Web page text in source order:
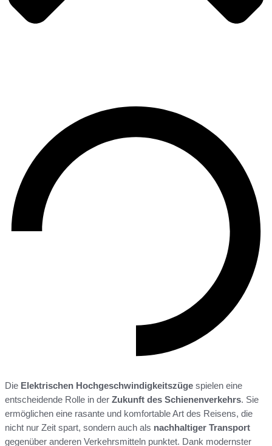
Die Elektrischen Hochgeschwindigkeitszüge spielen eine
entscheidende Rolle in der Zukunft des Schienenverkehrs. Sie
ermöglichen eine rasante und komfortable Art des Reisens, die
nicht nur Zeit spart, sondern auch als nachhaltiger Transport
gegenüber anderen Verkehrsmitteln punktet. Dank modernster